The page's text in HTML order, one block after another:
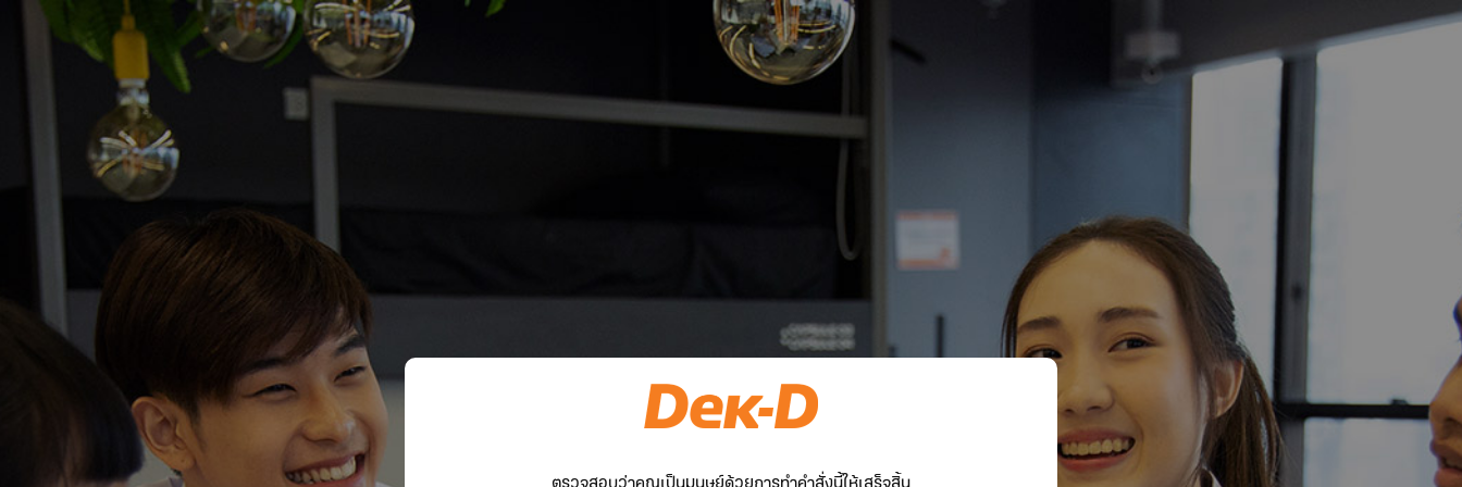
ตรวจสอบว่าคุณเป็นมนุษย์ด้วยการทำคำสั่งนี้ให้เสร็จสิ้น